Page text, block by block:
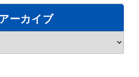
アーカイブ